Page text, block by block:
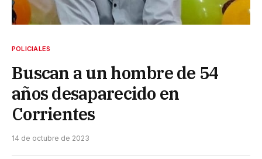
POLICIALES
Buscan a un hombre de 54
años desaparecido en
Corrientes
14 de octubre de 2023